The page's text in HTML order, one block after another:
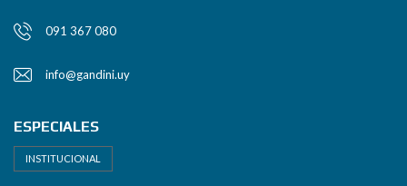
091 367 080
info@gandini.uy
ESPECIALES
INSTITUCIONAL